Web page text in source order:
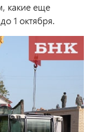
какие еще
1 октября.